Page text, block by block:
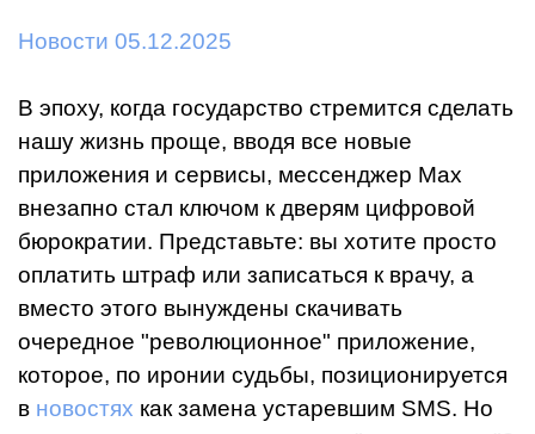
Новости 05.12.2025
В эпоху, когда государство стремится сделать
нашу жизнь проще, вводя все новые
приложения и сервисы, мессенджер Max
внезапно стал ключом к дверям цифровой
бюрократии. Представьте: вы хотите просто
оплатить штраф или записаться к врачу, а
вместо этого вынуждены скачивать
очередное "революционное" приложение,
которое, по иронии судьбы, позиционируется
в новостях как замена устаревшим SMS. Но